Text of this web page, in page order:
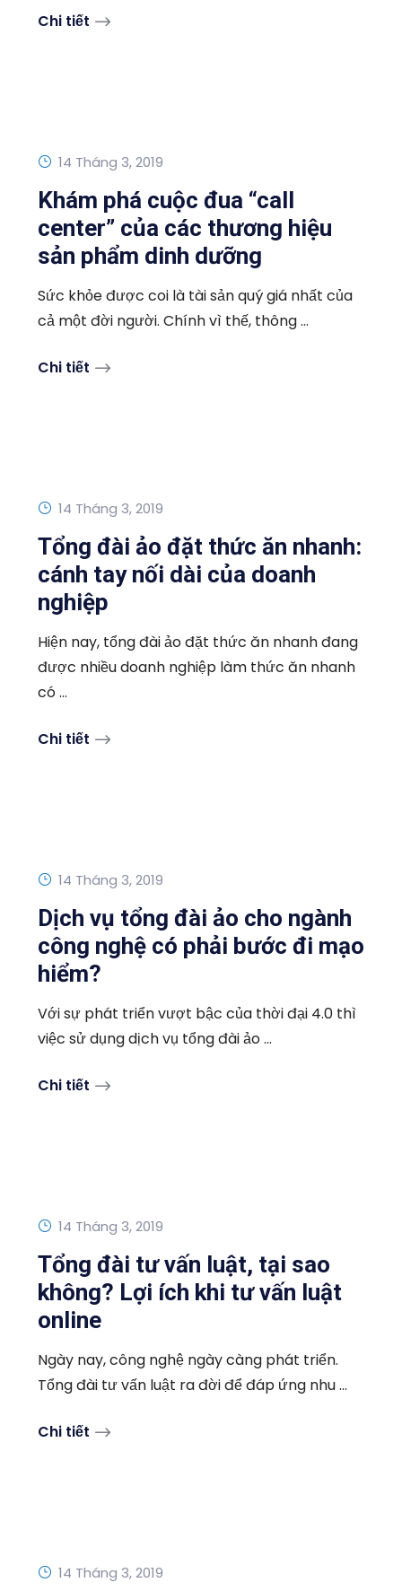
Chi tiết
14 Tháng 3, 2019
Khám phá cuộc đua “call
center” của các thương hiệu
sản phẩm dinh dưỡng
Sức khỏe được coi là tài sản quý giá nhất của
cả một đời người. Chính vì thế, thông ...
Chi tiết
14 Tháng 3, 2019
Tổng đài ảo đặt thức ăn nhanh:
cánh tay nối dài của doanh
nghiệp
Hiện nay, tổng đài ảo đặt thức ăn nhanh đang
được nhiều doanh nghiệp làm thức ăn nhanh
có ...
Chi tiết
14 Tháng 3, 2019
Dịch vụ tổng đài ảo cho ngành
công nghệ có phải bước đi mạo
hiểm?
Với sự phát triển vượt bậc của thời đại 4.0 thì
việc sử dụng dịch vụ tổng đài ảo ...
Chi tiết
14 Tháng 3, 2019
Tổng đài tư vấn luật, tại sao
không? Lợi ích khi tư vấn luật
online
Ngày nay, công nghệ ngày càng phát triển.
Tổng đài tư vấn luật ra đời để đáp ứng nhu ...
Chi tiết
14 Tháng 3, 2019